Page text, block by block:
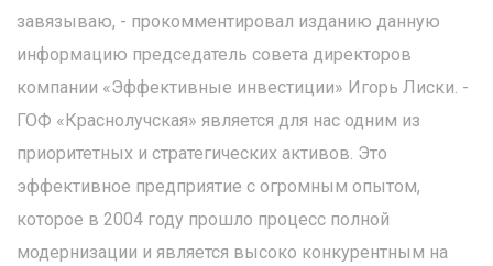
завязываю, - прокомментировал изданию данную
информацию председатель совета директоров
компании «Эффективные инвестиции» Игорь Лиски. -
ГОФ «Краснолучская» является для нас одним из
приоритетных и стратегических активов. Это
эффективное предприятие с огромным опытом,
которое в 2004 году прошло процесс полной
модернизации и является высоко конкурентным на